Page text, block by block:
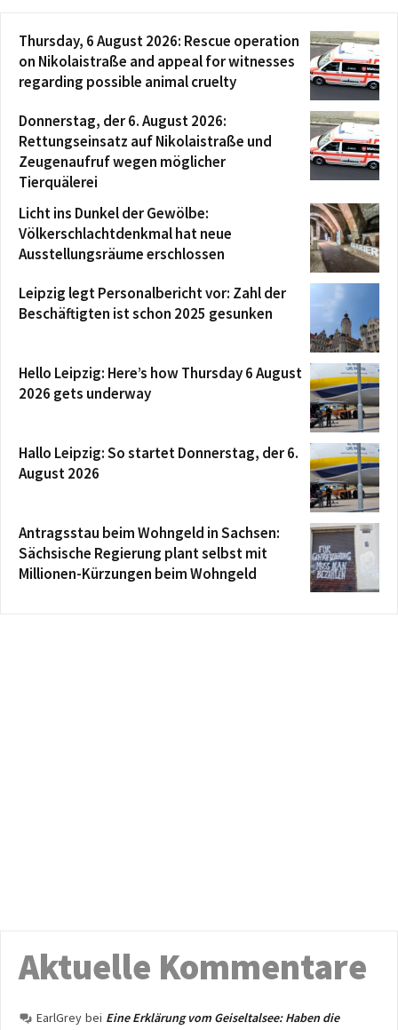
Thursday, 6 August 2026: Rescue operation
on Nikolaistraße and appeal for witnesses
regarding possible animal cruelty
Donnerstag, der 6. August 2026:
Rettungseinsatz auf Nikolaistraße und
Zeugenaufruf wegen möglicher
Tierquälerei
Licht ins Dunkel der Gewölbe:
Völkerschlachtdenkmal hat neue
Ausstellungsräume erschlossen
Leipzig legt Personalbericht vor: Zahl der
Beschäftigten ist schon 2025 gesunken
Hello Leipzig: Here’s how Thursday 6 August
2026 gets underway
Hallo Leipzig: So startet Donnerstag, der 6.
August 2026
Antragsstau beim Wohngeld in Sachsen:
Sächsische Regierung plant selbst mit
Millionen-Kürzungen beim Wohngeld
Aktuelle Kommentare
EarlGrey bei Eine Erklärung vom Geiseltalsee: Haben die